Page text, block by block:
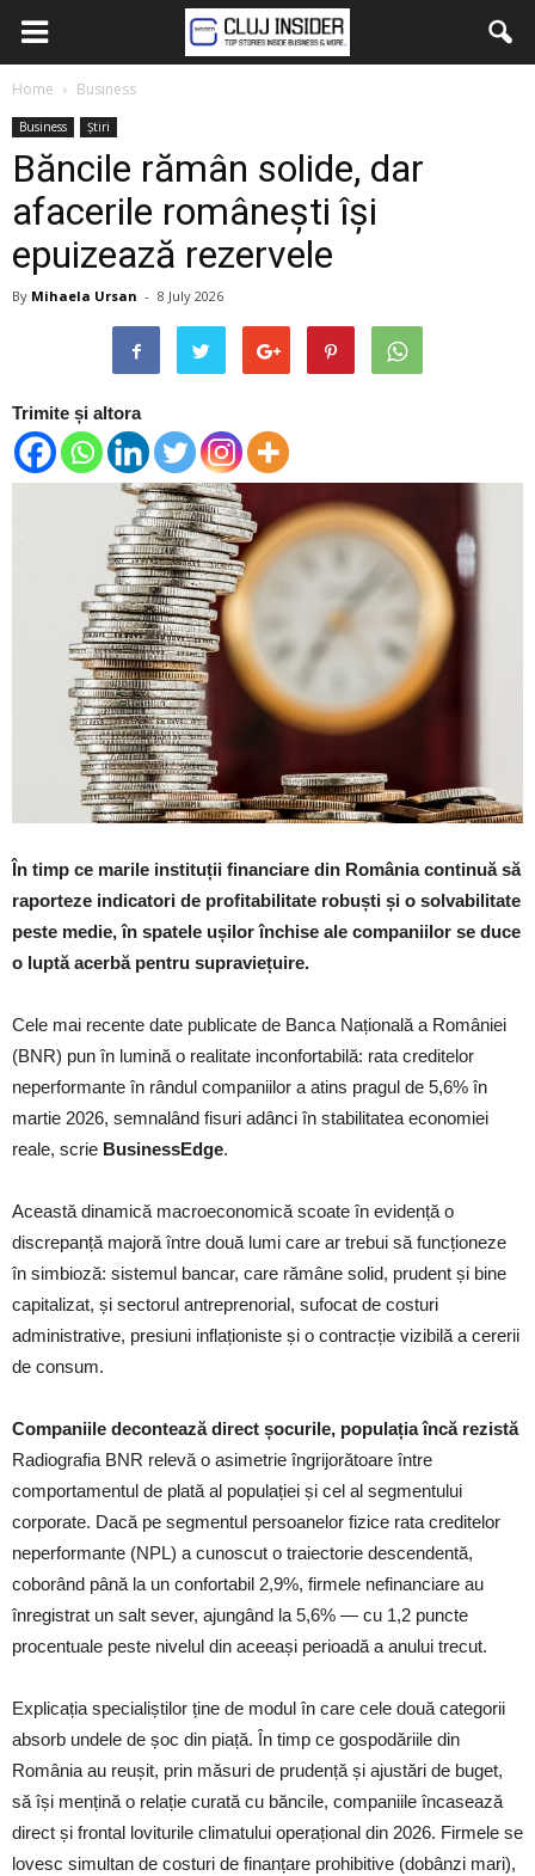
Home Business
Business Știri
Băncile rămân solide, dar
afacerile românești își
epuizează rezervele
By Mihaela Ursan - 8 July 2026
Trimite și altora
În timp ce marile instituții financiare din România continuă să
raporteze indicatori de profitabilitate robuști și o solvabilitate
peste medie, în spatele ușilor închise ale companiilor se duce
o luptă acerbă pentru supraviețuire.
Cele mai recente date publicate de Banca Națională a României
(BNR) pun în lumină o realitate inconfortabilă: rata creditelor
neperformante în rândul companiilor a atins pragul de 5,6% în
martie 2026, semnalând fisuri adânci în stabilitatea economiei
reale, scrie BusinessEdge.
Această dinamică macroeconomică scoate în evidență o
discrepanță majoră între două lumi care ar trebui să funcționeze
în simbioză: sistemul bancar, care rămâne solid, prudent și bine
capitalizat, și sectorul antreprenorial, sufocat de costuri
administrative, presiuni inflaționiste și o contracție vizibilă a cererii
de consum.
Companiile decontează direct șocurile, populația încă rezistă
Radiografia BNR relevă o asimetrie îngrijorătoare între
comportamentul de plată al populației și cel al segmentului
corporate. Dacă pe segmentul persoanelor fizice rata creditelor
neperformante (NPL) a cunoscut o traiectorie descendentă,
coborând până la un confortabil 2,9%, firmele nefinanciare au
înregistrat un salt sever, ajungând la 5,6% — cu 1,2 puncte
procentuale peste nivelul din aceeași perioadă a anului trecut.
Explicația specialiștilor ține de modul în care cele două categorii
absorb undele de șoc din piață. În timp ce gospodăriile din
România au reușit, prin măsuri de prudență și ajustări de buget,
să își mențină o relație curată cu băncile, companiile încasează
direct și frontal loviturile climatului operațional din 2026. Firmele se
lovesc simultan de costuri de finanțare prohibitive (dobânzi mari),